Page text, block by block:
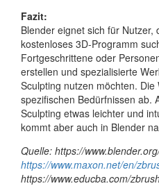
Fazit:
Blender eignet sich für Nutzer,
kostenloses 3D-Programm
Fortgeschrittene oder
erstellen und spezialisierte
Sculpting nutzen möchten.
spezifischen Bedürfnissen ab.
Sculpting etwas leichter und
kommt aber auch in Blender
Quelle: https://
https://www.maxon.net/en/
https://www.educba.com/